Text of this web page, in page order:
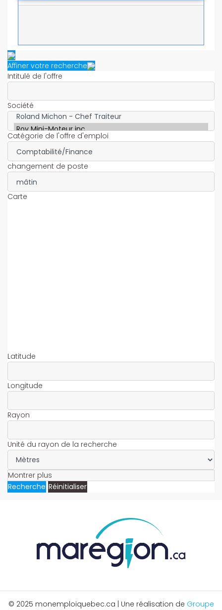
Affiner votre recherche
Intitulé de l'offre
Société
Catégorie de l'offre d'emploi
changement de poste
Carte
Latitude
Longitude
Rayon
Unité du rayon de la recherche
Montrer plus
Recherche Réinitialiser
© 2025 monemploiquebec.ca | Une réalisation de Groupe